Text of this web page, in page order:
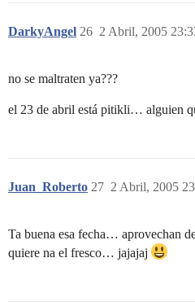
DarkyAngel 2 Abril, 2005
26
no se maltraten ya???
el 23 de abril está pitikli… alguien
Juan_Roberto 2 Abril, 2005
27
Ta buena esa fecha… aprovechan
quiere na el fresco… jajajaj